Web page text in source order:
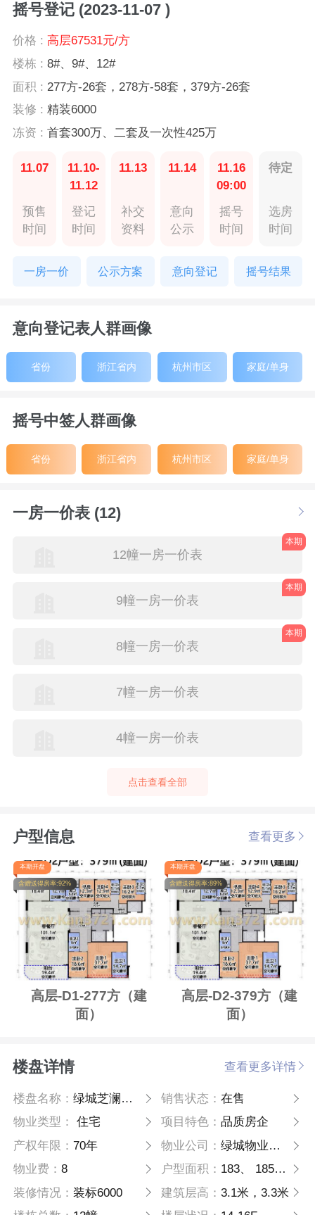
摇号登记 (2023-11-07 )
价格 : 高层67531元/方
楼栋 : 8#、9#、12#
面积 : 277方-26套，278方-58套，379方-26套
装修 : 精装6000
冻资 : 首套300万、二套及一次性425万
11.07
预售
时间
11.10-
11.12
登记
时间
11.13
补交
资料
11.14
意向
公示
11.16
09:00
摇号
时间
待定
选房
时间
一房一价 公示方案 意向登记 摇号结果
意向登记表人群画像
省份 浙江省内 杭州市区 家庭/单身
摇号中签人群画像
省份 浙江省内 杭州市区 家庭/单身
一房一价表 (12)
12幢一房一价表
本期
9幢一房一价表
本期
8幢一房一价表
本期
7幢一房一价表
4幢一房一价表
点击查看全部
户型信息 查看更多
本期开盘
含赠送得房率:92%
高层-D1-277方（建
面）
本期开盘
含赠送得房率:89%
高层-D2-379方（建
面）
楼盘详情 查看更多详情
楼盘名称：绿城芝澜月华轩 销售状态： 在售
物业类型：
住宅 项目特色： 品质房企
产权年限：70年 物业公司： 绿城物业服务集团有限公司
物业费：8 户型面积： 183、 185、200、 278、379方
装修情况：装标6000 建筑层高： 3.1米，3.3米